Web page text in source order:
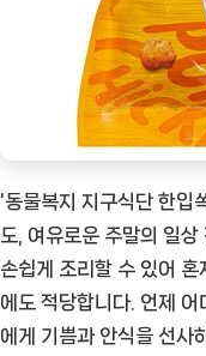
‘동물복지 지구식단 한입
도, 여유로운 주말의 일
손쉽게 조리할 수 있어 혼
에도 적당합니다. 언제 어
에게 기쁨과 안식을 선사